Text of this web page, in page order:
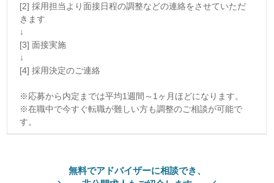
[2] 採用担当より面接日程の調整などの連絡をさせていただ
きます
↓
[3] 面接実施
↓
[4] 採用決定のご連絡
※応募から内定までは平均1週間～1ヶ月ほどになります。
※在職中で今すぐ転職が難しい方も調整のご相談が可能で
す。
無料でアドバイザーに相談でき、